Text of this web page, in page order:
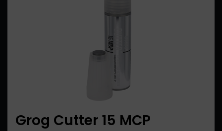
Grog Cutter 15 MCP